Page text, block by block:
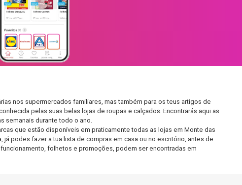
nos supermercados familiares, mas também para os teus artigos de
pelas suas belas lojas de roupas e calçados. Encontrarás aqui as
semanais durante todo o ano.
que estão disponíveis em praticamente todas as lojas em Monte das
podes fazer a tua lista de compras em casa ou no escritório, antes de
folhetos e promoções, podem ser encontradas em